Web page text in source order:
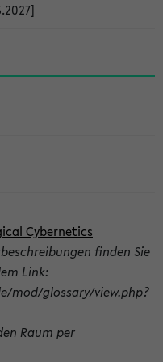
Cybernetics
finden Sie
Link:
mod/glossary/view.php?
Raum per